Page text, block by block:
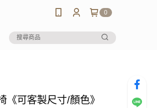
0
《可客製尺寸/顏色》